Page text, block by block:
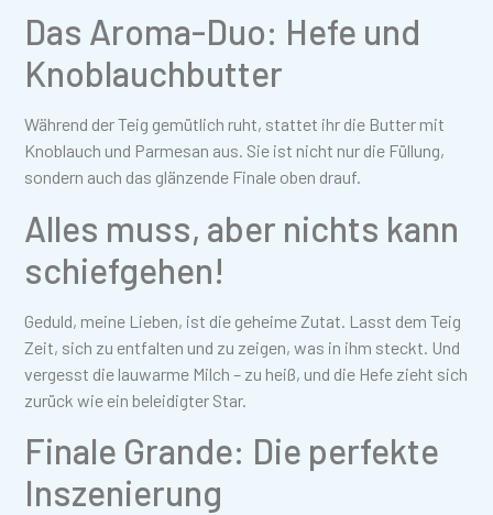
Das Aroma-Duo: Hefe und
Knoblauchbutter
Während der Teig gemütlich ruht, stattet ihr die Butter mit
Knoblauch und Parmesan aus. Sie ist nicht nur die Füllung,
sondern auch das glänzende Finale oben drauf.
Alles muss, aber nichts kann
schiefgehen!
Geduld, meine Lieben, ist die geheime Zutat. Lasst dem Teig
Zeit, sich zu entfalten und zu zeigen, was in ihm steckt. Und
vergesst die lauwarme Milch – zu heiß, und die Hefe zieht sich
zurück wie ein beleidigter Star.
Finale Grande: Die perfekte
Inszenierung